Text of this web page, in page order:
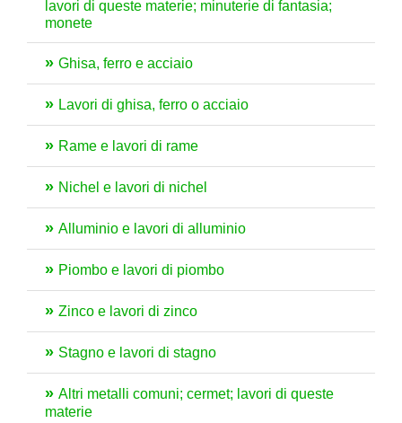
lavori di queste materie; minuterie di fantasia;
monete
Ghisa, ferro e acciaio
Lavori di ghisa, ferro o acciaio
Rame e lavori di rame
Nichel e lavori di nichel
Alluminio e lavori di alluminio
Piombo e lavori di piombo
Zinco e lavori di zinco
Stagno e lavori di stagno
Altri metalli comuni; cermet; lavori di queste
materie